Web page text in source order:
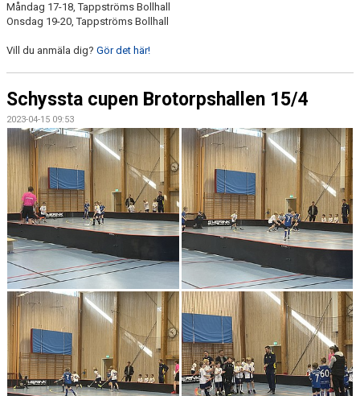
Måndag 17-18, Tappströms Bollhall
Onsdag 19-20, Tappströms Bollhall
Vill du anmäla dig? Gör det här!
Schyssta cupen Brotorpshallen 15/4
2023-04-15 09:53